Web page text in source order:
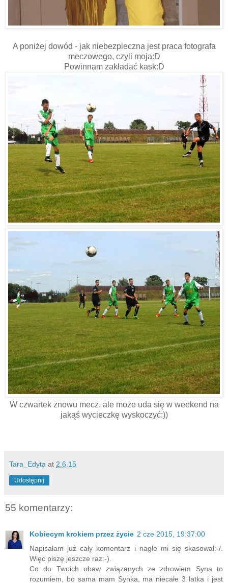
A poniżej dowód - jak niebezpieczna jest praca fotografa
meczowego, czyli moja:D
Powinnam zakładać kask:D
W czwartek znowu mecz, ale może uda się w weekend na
jakąś wycieczkę wyskoczyć:))
Tara_Edyta at 2.6.15
Udostępnij
55 komentarzy:
Kobiecym krokiem przez życie 2 cze 2015, 19:37:00
Napisałam już cały komentarz i nagle mi się skasował:-/.
Więc piszę jeszcze raz:-).
Co do Twoich obaw związanych ze zdrowiem Syna to
rozumiem, bo sama mam Synka, ma niecałe 3 latka i jest